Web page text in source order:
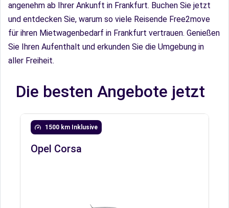
angenehm ab Ihrer Ankunft in Frankfurt. Buchen Sie jetzt
und entdecken Sie, warum so viele Reisende Free2move
für ihren Mietwagenbedarf in Frankfurt vertrauen. Genießen
Sie Ihren Aufenthalt und erkunden Sie die Umgebung in
aller Freiheit.
Die besten Angebote jetzt
1500 km Inklusive
Opel Corsa